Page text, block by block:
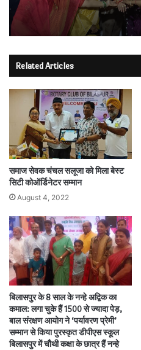
Related Articles
समाज सेवक चंचल सलूजा को मिला बेस्ट
सिटी कोऑर्डिनेटर सम्मान
August 4, 2022
बिलासपुर के 8 साल के नन्हे अद्विक का
कमाल: लगा चुके हैं 1500 से ज्यादा पेड़,
बाल संरक्षण आयोग ने ‘पर्यावरण प्रेमी’
सम्मान से किया पुरस्कृत डीपीएस स्कूल
बिलासपुर में चौथी कक्षा के छात्र हैं नन्हे